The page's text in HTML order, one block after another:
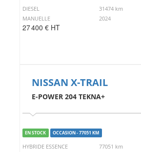
DIESEL
31474 km
MANUELLE
2024
27 400 € HT
NISSAN X-TRAIL
E-POWER 204 TEKNA+
EN STOCK OCCASION - 77051 KM
HYBRIDE ESSENCE
77051 km